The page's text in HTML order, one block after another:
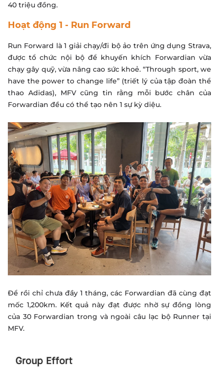
40 triệu đồng.
Hoạt động 1 - Run Forward
Run Forward là 1 giải chạy/đi bộ ảo trên ứng dụng Strava,
được tổ chức nội bộ để khuyến khích Forwardian vừa
chạy gây quỹ, vừa nâng cao sức khoẻ. “Through sport, we
have the power to change life” (triết lý của tập đoàn thể
thao Adidas), MFV cũng tin rằng mỗi bước chân của
Forwardian đều có thể tạo nên 1 sự kỳ diệu.
Để rồi chỉ chưa đầy 1 tháng, các Forwardian đã cùng đạt
mốc 1,200km. Kết quả này đạt được nhờ sự đồng lòng
của 30 Forwardian trong và ngoài câu lạc bộ Runner tại
MFV.